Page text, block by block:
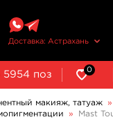
Доставка: Астрахань
0
макияж, татуаж
»
» Mast